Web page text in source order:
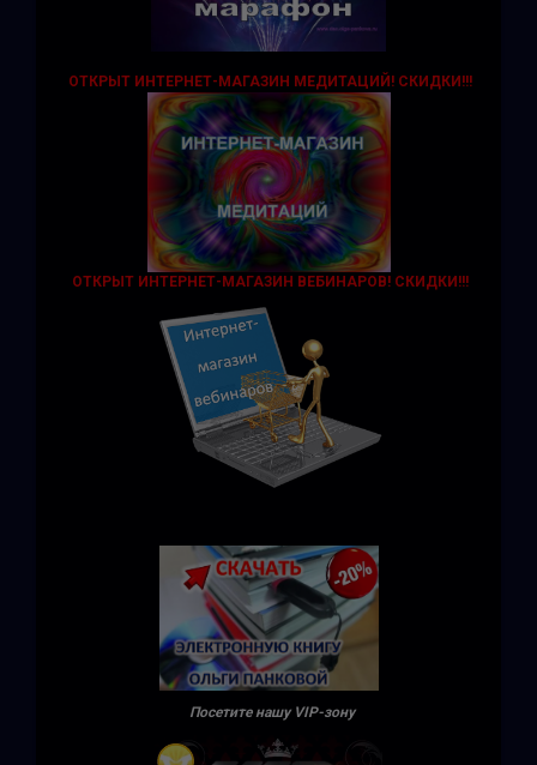
ОТКРЫТ ИНТЕРНЕТ-МАГАЗИН МЕДИТАЦИЙ! СКИДКИ!!!
ОТКРЫТ ИНТЕРНЕТ-МАГАЗИН ВЕБИНАРОВ! СКИДКИ!!!
Посетите нашу VIP-зону